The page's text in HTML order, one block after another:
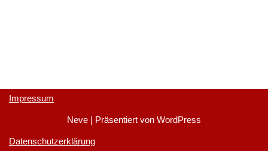
Impressum
Neve | Präsentiert von WordPress
Datenschutzerklärung